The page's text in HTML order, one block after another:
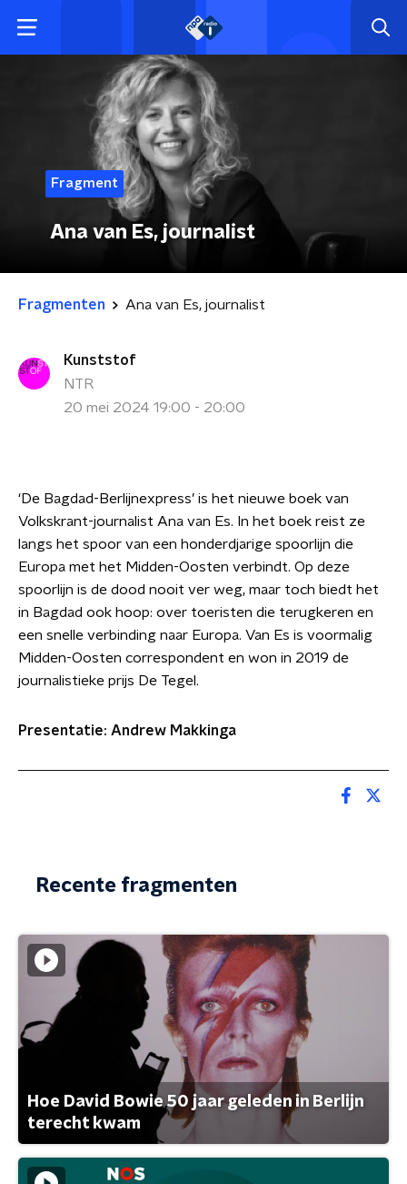
Fragment
Ana van Es, journalist
Fragmenten Ana van Es, journalist
Kunststof
NTR
20 mei 2024 19:00 - 20:00
‘De Bagdad-Berlijnexpress’ is het nieuwe boek van
Volkskrant-journalist Ana van Es. In het boek reist ze
langs het spoor van een honderdjarige spoorlijn die
Europa met het Midden-Oosten verbindt. Op deze
spoorlijn is de dood nooit ver weg, maar toch biedt het
in Bagdad ook hoop: over toeristen die terugkeren en
een snelle verbinding naar Europa. Van Es is voormalig
Midden-Oosten correspondent en won in 2019 de
journalistieke prijs De Tegel.
Presentatie: Andrew Makkinga
Recente fragmenten
Hoe David Bowie 50 jaar geleden in Berlijn
terecht kwam